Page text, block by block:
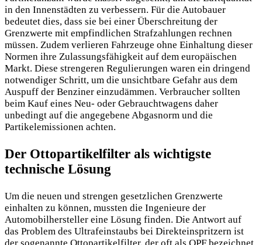
in den Innenstädten zu verbessern. Für die Autobauer
bedeutet dies, dass sie bei einer Überschreitung der
Grenzwerte mit empfindlichen Strafzahlungen rechnen
müssen. Zudem verlieren Fahrzeuge ohne Einhaltung dieser
Normen ihre Zulassungsfähigkeit auf dem europäischen
Markt. Diese strengeren Regulierungen waren ein dringend
notwendiger Schritt, um die unsichtbare Gefahr aus dem
Auspuff der Benziner einzudämmen. Verbraucher sollten
beim Kauf eines Neu- oder Gebrauchtwagens daher
unbedingt auf die angegebene Abgasnorm und die
Partikelemissionen achten.
Der Ottopartikelfilter als wichtigste
technische Lösung
Um die neuen und strengen gesetzlichen Grenzwerte
einhalten zu können, mussten die Ingenieure der
Automobilhersteller eine Lösung finden. Die Antwort auf
das Problem des Ultrafeinstaubs bei Direkteinspritzern ist